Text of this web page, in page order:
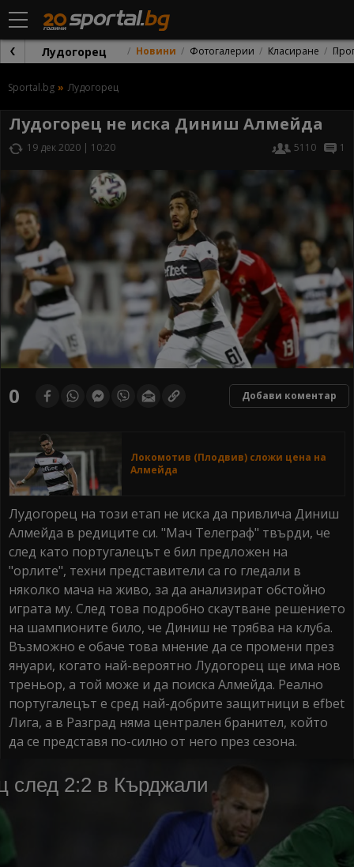
Лудогорец Новини Фотогалерии Класиране
Sportal.bg Лудогорец
Лудогорец не иска Диниш Алмейда
19 дек 2020 | 10:20 5110 1
0 Добави коментар
Локомотив (Плодвив) сложи цена на
Алмейда
Лудогорец на този етап не иска да привлича Диниш
Алмейда в редиците си. "Мач Телеграф" твърди, че
след като португалецът е бил предложен на
"орлите", техни представители са го гледали в
няколко мача на живо, за да анализират обстойно
играта му. След това подробно скаутване решението
на шампионите било, че Диниш не трябва на клуба.
Възможно е обаче това мнение да се промени през
януари, когато най-вероятно Лудогорец ще има нов
треньор, а той може и да поиска Алмейда. Реално
португалецът е сред най-добрите защитници в еfbet
Лига, а в Разград няма централен бранител, който
да се представя по-силно от него през сезона.